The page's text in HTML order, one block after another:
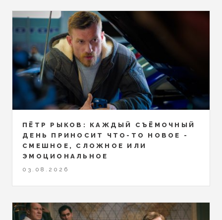
ПЁТР РЫКОВ: КАЖДЫЙ СЪЁМОЧНЫЙ
ДЕНЬ ПРИНОСИТ ЧТО-ТО НОВОЕ -
СМЕШНОЕ, СЛОЖНОЕ ИЛИ
ЭМОЦИОНАЛЬНОЕ
03.08.2026